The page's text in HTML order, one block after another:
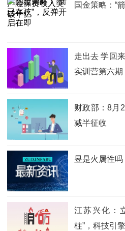
国金策略：“
走出去 学回
实训营第六
财政部：8月
减半征收
昱是火属性吗
江苏兴化：
柱”，科技引